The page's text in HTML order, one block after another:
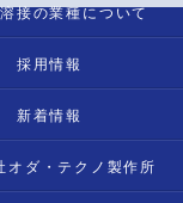
接の業種について
採用情報
新着情報
オダ・テクノ製作所